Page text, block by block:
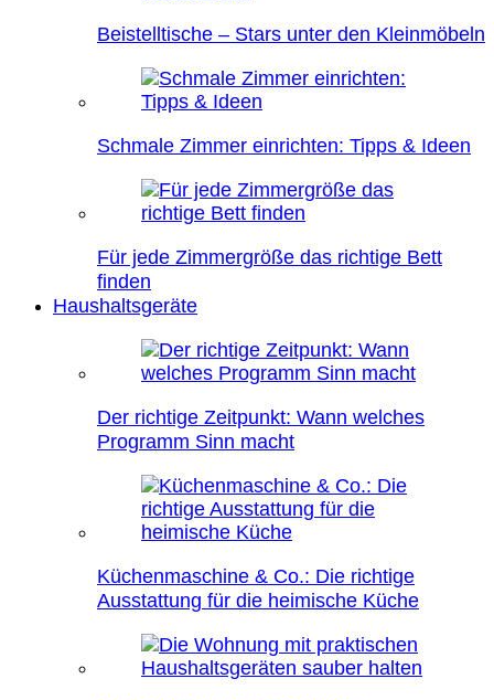
Beistelltische – Stars unter den Kleinmöbeln
Schmale Zimmer einrichten: Tipps & Ideen
Für jede Zimmergröße das richtige Bett
finden
Haushaltsgeräte
Der richtige Zeitpunkt: Wann welches
Programm Sinn macht
Küchenmaschine & Co.: Die richtige
Ausstattung für die heimische Küche